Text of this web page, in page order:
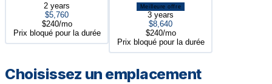
2 years
$5,760
$240/mo
Prix bloqué pour la durée
Meilleure offre
3 years
$8,640
$240/mo
Prix bloqué pour la durée
Choisissez un emplacement